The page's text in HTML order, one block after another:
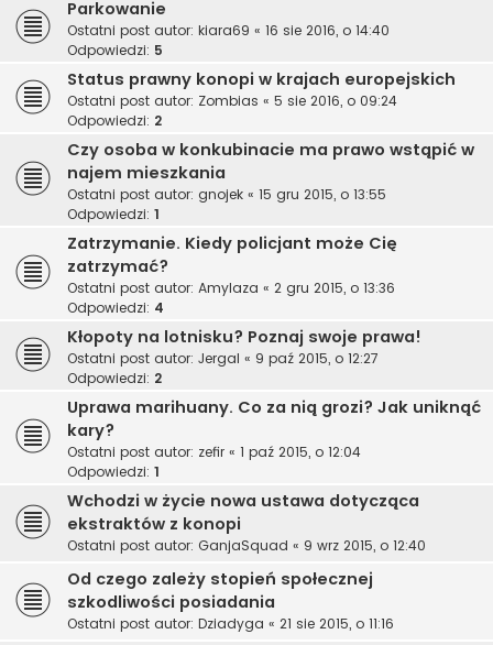
Parkowanie
Ostatni post autor: kiara69 « 16 sie 2016, o 14:40
Odpowiedzi: 5
Status prawny konopi w krajach europejskich
Ostatni post autor: Zombias « 5 sie 2016, o 09:24
Odpowiedzi: 2
Czy osoba w konkubinacie ma prawo wstąpić w
najem mieszkania
Ostatni post autor: gnojek « 15 gru 2015, o 13:55
Odpowiedzi: 1
Zatrzymanie. Kiedy policjant może Cię
zatrzymać?
Ostatni post autor: Amylaza « 2 gru 2015, o 13:36
Odpowiedzi: 4
Kłopoty na lotnisku? Poznaj swoje prawa!
Ostatni post autor: Jergal « 9 paź 2015, o 12:27
Odpowiedzi: 2
Uprawa marihuany. Co za nią grozi? Jak uniknąć
kary?
Ostatni post autor: zefir « 1 paź 2015, o 12:04
Odpowiedzi: 1
Wchodzi w życie nowa ustawa dotycząca
ekstraktów z konopi
Ostatni post autor: GanjaSquad « 9 wrz 2015, o 12:40
Od czego zależy stopień społecznej
szkodliwości posiadania
Ostatni post autor: Dziadyga « 21 sie 2015, o 11:16